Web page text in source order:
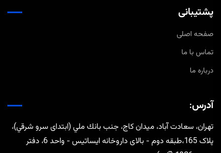
پشتیبانی
صفحه اصلی
تماس با ما
درباره ما
آدرس:
تهران، سعادت آباد، ميدان كاج، جنب بانك ملي (ابتدای سرو شرقي)،
پلاک 165،طبقه دوم - بالای داروخانه ایساتیس - واحد 6، دفتر